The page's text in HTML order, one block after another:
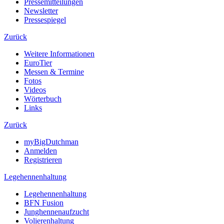
Newsletter
Pressespiegel
Zurück
Weitere Informationen
EuroTier
Messen & Termine
Fotos
Videos
Wörterbuch
Links
Zurück
myBigDutchman
Anmelden
Registrieren
Legehennenhaltung
Legehennenhaltung
BFN Fusion
Junghennenaufzucht
Volierenhaltung